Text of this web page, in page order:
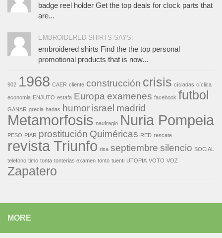
badge reel holder Get the top deals for clock parts that
are...
EMBROIDERED SHIRTS SAYS:
embroidered shirts Find the the top personal
promotional products that is now...
902 1968 CAER cliente construcción crisis cícladas cíclica
economia ENJUTO estafa Europa examenes facebook futbol
GANAR grecia hadas humor israel madrid
Metamorfosis naufragio Nuria Pompeia
PESO PIAR prostitución Quiméricas RED rescate
revista Triunfo risa septiembre silencio SOCIAL
telefono timo tonta tonterias examen tonto tuenti UTOPIA VOTO VOZ
Zapatero
MORE